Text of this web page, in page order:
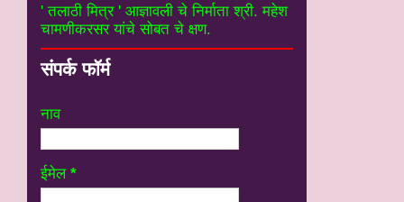
' तलाठी मित्र ' आज्ञावली चे निर्माता श्री. महेश
चामणीकरसर यांचे सोबत चे क्षण.
संपर्क फॉर्म
नाव
ईमेल *